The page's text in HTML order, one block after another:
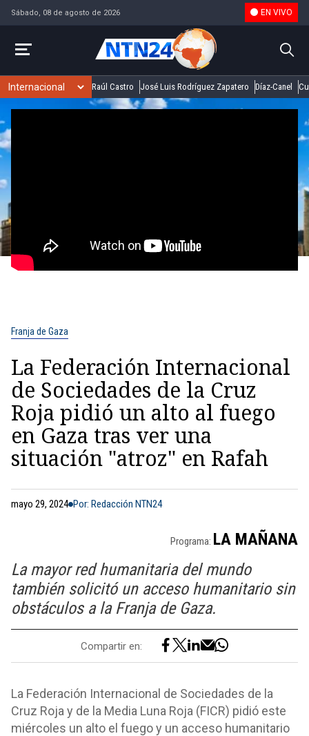
Sábado, 08 de agosto de 2026 EN VIVO
Raúl Castro José Luis Rodríguez Zapatero Díaz-Canel
Franja de Gaza
La Federación Internacional
de Sociedades de la Cruz
Roja pidió un alto al fuego
en Gaza tras ver una
situación "atroz" en Rafah
mayo 29, 2024 Por: Redacción NTN24
Programa: LA MAÑANA
La mayor red humanitaria del mundo
también solicitó un acceso humanitario sin
obstáculos a la Franja de Gaza.
Compartir en:
La Federación Internacional de Sociedades de la
Cruz Roja y de la Media Luna Roja (FICR) pidió este
miércoles un alto el fuego y un acceso humanitario